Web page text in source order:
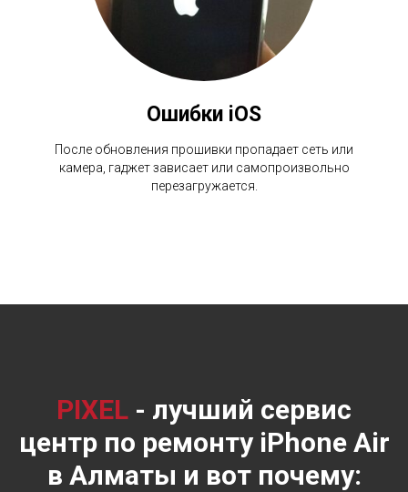
Ошибки iOS
После обновления прошивки пропадает сеть или
камера, гаджет зависает или самопроизвольно
перезагружается.
PIXEL - лучший сервис
центр по ремонту iPhone Air
в Алматы и вот почему: